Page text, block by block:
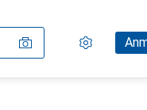
Einstellungen
Kundenkonto
Merklisten
Warenkorb